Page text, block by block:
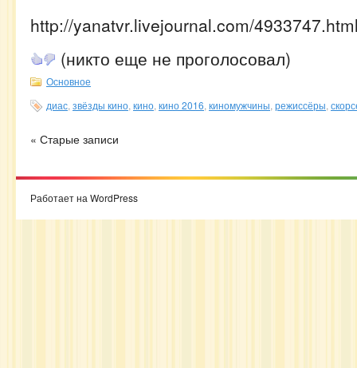
http://yanatvr.livejournal.com/
(никто еще не проголосовал)
Основное
диас звёзды кино кино кино 2016 киномужчины режиссёры
« Старые записи
Работает на WordPress